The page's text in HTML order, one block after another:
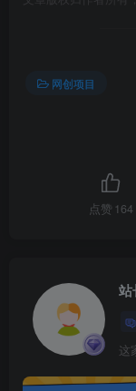
网创项目
点赞 164
站
这